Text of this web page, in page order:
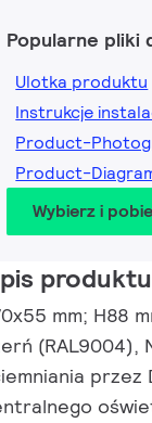
Popularne pliki
Ulotka produktu
Instrukcje
Product-
Product-
Wybierz i
produktu
mm; H88
(RAL9004),